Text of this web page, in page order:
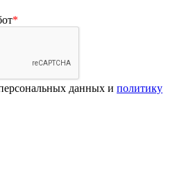
*
данных и политику